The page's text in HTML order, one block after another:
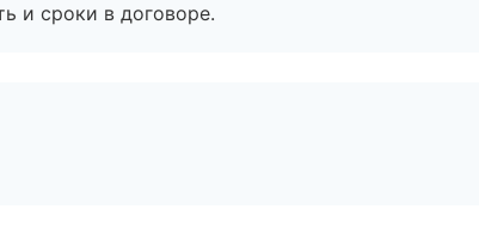
и сроки в договоре.